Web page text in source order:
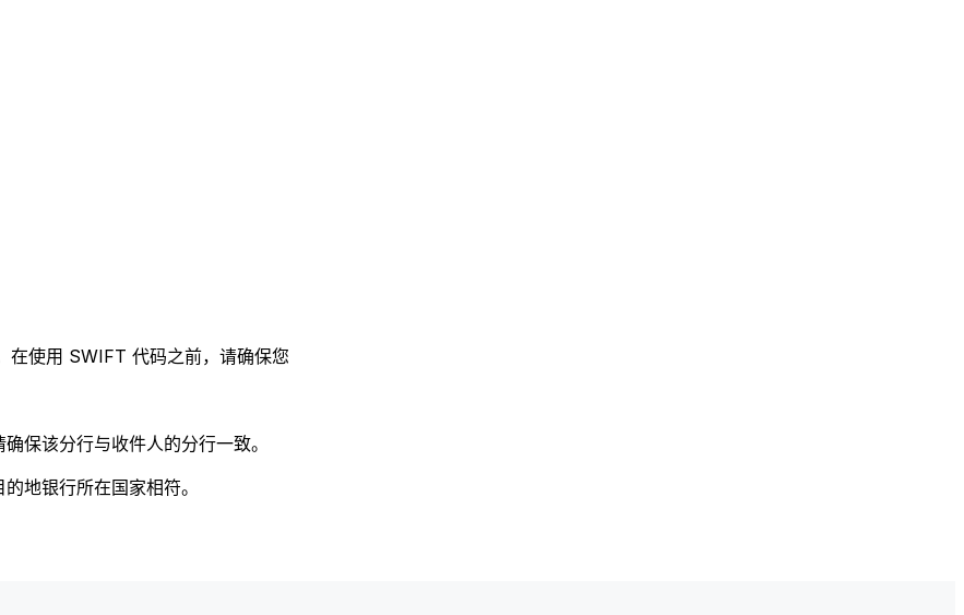
在使用 SWIFT 代码之前，请确保您
保该分行与收件人的分行一致。
地银行所在国家相符。